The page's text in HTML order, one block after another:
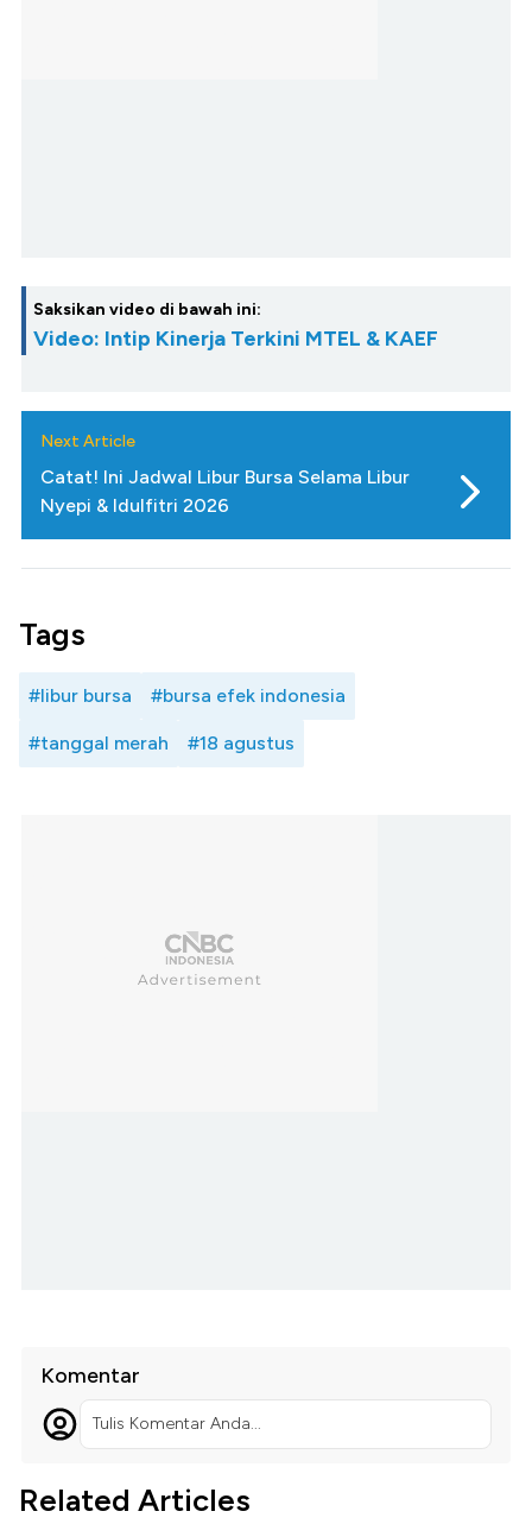
Saksikan video di bawah ini:
Video: Intip Kinerja Terkini MTEL & KAEF
Next Article
Catat! Ini Jadwal Libur Bursa Selama Libur
Nyepi & Idulfitri 2026
Tags
#libur bursa #bursa efek indonesia
#tanggal merah #18 agustus
Komentar
Tulis Komentar Anda...
Related Articles